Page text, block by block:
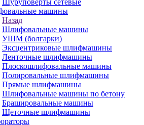
Шуруповерты сетевые
машины
Назад
Шлифовальные машины
УШМ (болгарки)
Эксцентриковые шлифмашины
Ленточные шлифмашины
Плоскошлифовальные машины
Полировальные шлифмашины
Прямые шлифмашины
Шлифовальные машины по бетону
Брашировальные машины
Щеточные шлифмашины